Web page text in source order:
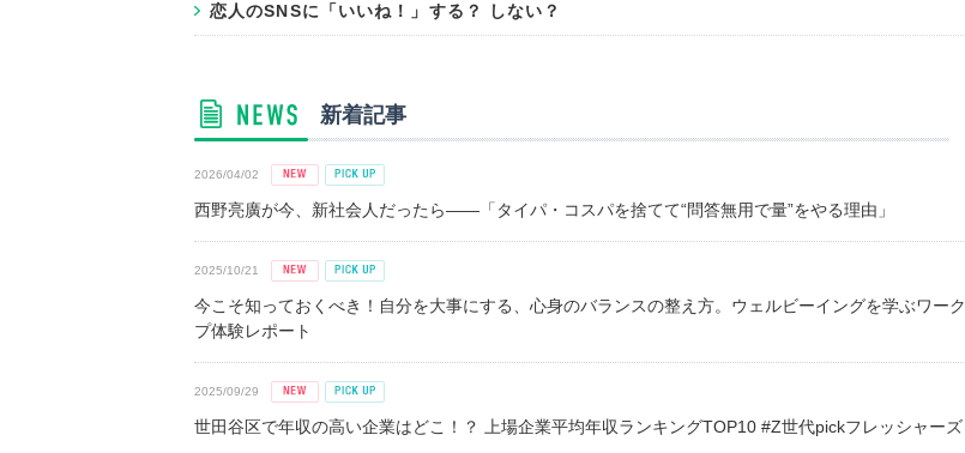
恋人のSNSに「いいね！」する？ しない？
新着記事
2026/04/02
西野亮廣が今、新社会人だったら――「タイパ・コスパを捨てて“問答無用で量”をやる理由」
2025/10/21
今こそ知っておくべき！自分を大事にする、心身のバランスの整え方。ウェルビーイングを学ぶワー
プ体験レポート
2025/09/29
世田谷区で年収の高い企業はどこ！？ 上場企業平均年収ランキングTOP10 #Z世代pickフレッシャーズ